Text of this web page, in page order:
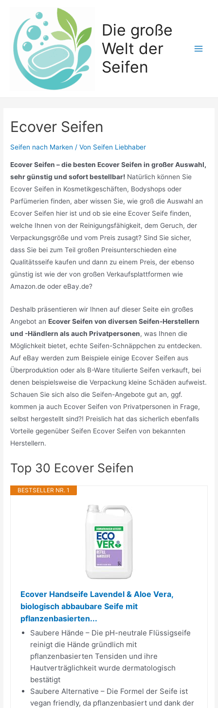
springen
Die große
Welt der
Seifen
Ecover Seifen
Seifen nach Marken / Von Seifen Liebhaber
Ecover Seifen – die besten Ecover Seifen in großer Auswahl,
sehr günstig und sofort bestellbar! Natürlich können Sie
Ecover Seifen in Kosmetikgeschäften, Bodyshops oder
Parfümerien finden, aber wissen Sie, wie groß die Auswahl an
Ecover Seifen hier ist und ob sie eine Ecover Seife finden,
welche Ihnen von der Reinigungsfähigkeit, dem Geruch, der
Verpackungsgröße und vom Preis zusagt? Sind Sie sicher,
dass Sie bei zum Teil großen Preisunterschieden eine
Qualitätsseife kaufen und dann zu einem Preis, der ebenso
günstig ist wie der von großen Verkaufsplattformen wie
Amazon.de oder eBay.de?
Deshalb präsentieren wir Ihnen auf dieser Seite ein großes
Angebot anEcover Seifen von diversen Seifen-Herstellern
und -Händlern als auch Privatpersonen, was Ihnen die
Möglichkeit bietet, echte Seifen-Schnäppchen zu entdecken.
Auf eBay werden zum Beispiele einige Ecover Seifen aus
Überproduktion oder als B-Ware titulierte Seifen verkauft, bei
denen beispielsweise die Verpackung kleine Schäden aufweist.
Schauen Sie sich also die Seifen-Angebote gut an, ggf.
kommen ja auch Ecover Seifen von Privatpersonen in Frage,
selbst hergestellt sind?! Preislich hat das sicherlich ebenfalls
Vorteile gegenüber Seifen Ecover Seifen von bekannten
Herstellern.
Top 30 Ecover Seifen
BESTSELLER NR. 1
Ecover Handseife Lavendel & Aloe Vera,
biologisch abbaubare Seife mit
pflanzenbasierten...
Saubere Hände – Die pH-neutrale Flüssigseife
reinigt die Hände gründlich mit
pflanzenbasierten Tensiden und ihre
Hautverträglichkeit wurde dermatologisch
bestätigt
Saubere Alternative – Die Formel der Seife ist
vegan friendly, da pflanzenbasiert und dank der